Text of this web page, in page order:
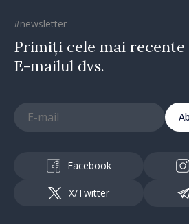
#newsletter
Primiți cele mai
E-mailul dvs.
Facebook
X/Twitter